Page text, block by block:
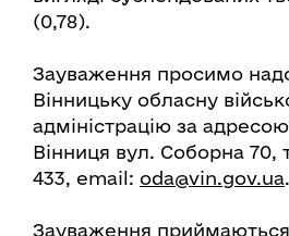
(0,78).
Зауваження просимо
Вінницьку обласну
адміністрацію за
Вінниця вул. Соборна 70,
433, email: oda@vin.gov.ua.
Зауваження